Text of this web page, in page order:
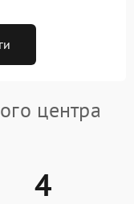
центра
4